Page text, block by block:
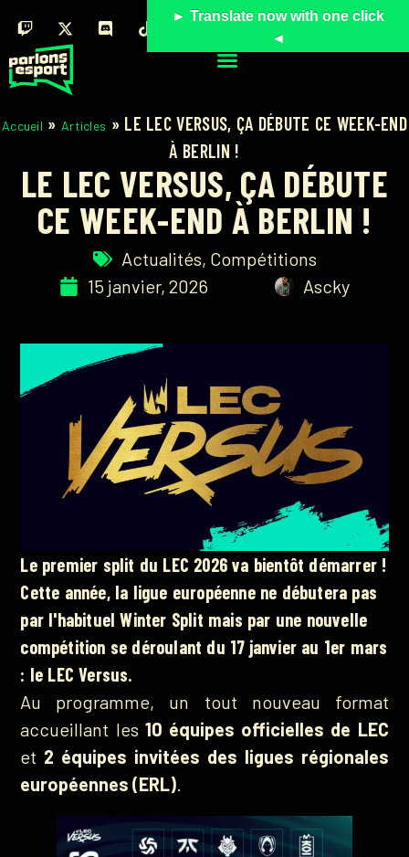
Accueil » Articles » LE LEC VERSUS, ÇA DÉBUTE CE WEEK-END
À BERLIN !
LE LEC VERSUS, ÇA DÉBUTE
CE WEEK-END À BERLIN !
Actualités, Compétitions
15 janvier, 2026
Ascky
Le premier split du LEC 2026 va bientôt démarrer !
Cette année, la ligue européenne ne débutera pas
par l'habituel Winter Split mais par une nouvelle
compétition se déroulant du 17 janvier au 1er mars
: le LEC Versus.
Au programme, un tout nouveau format
accueillant les 10 équipes officielles de LEC
et 2 équipes invitées des ligues régionales
européennes (ERL)
► Translate now with one click
◄